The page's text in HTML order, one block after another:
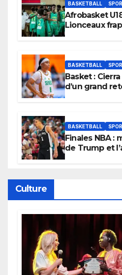
BASKETBALL
Afrobasket
Lionceaux
BASKETBALL
Basket :
d’un grand
BASKETBALL
Finales NBA :
de Trump et
Culture